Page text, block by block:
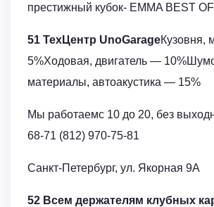
престижный кубок- EMMA BEST
51 ТехЦентр UnoGarageКузовня,
5%Ходовая, двигатель —
материалы, автоакустика — 15%
Мы работаемс 10 до 20, без
68-71 (812) 970-75-81
Санкт-Петербург, ул. Якорная 9А
52 Всем держателям клубных